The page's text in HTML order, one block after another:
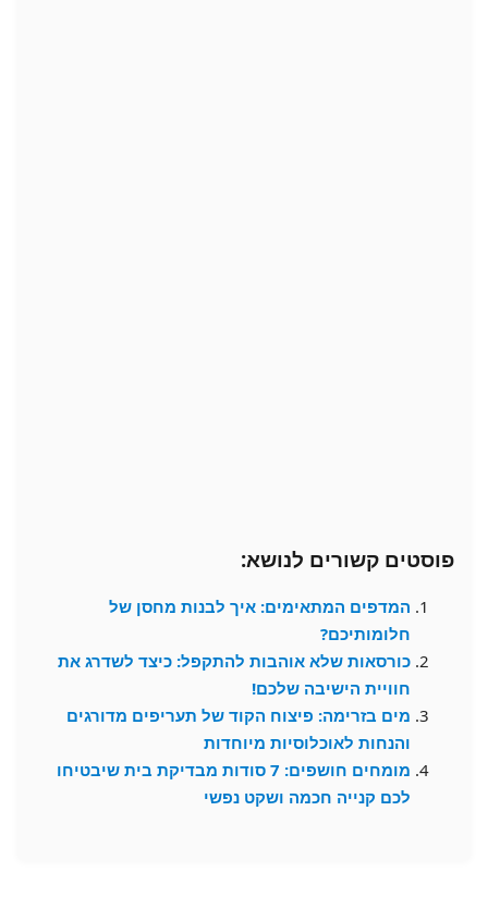
פוסטים קשורים לנושא:
המדפים המתאימים: איך לבנות מחסן של
חלומותיכם?
כורסאות שלא אוהבות להתקפל: כיצד לשדרג את
חוויית הישיבה שלכם!
מים בזרימה: פיצוח הקוד של תעריפים מדורגים
והנחות לאוכלוסיות מיוחדות
מומחים חושפים: 7 סודות מבדיקת בית שיבטיחו
לכם קנייה חכמה ושקט נפשי